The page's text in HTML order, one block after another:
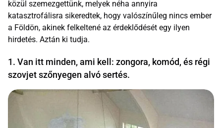
közül szemezgettünk, melyek néha annyira
katasztrofálisra sikeredtek, hogy valószínűleg nincs ember
a Földön, akinek felkeltené az érdeklődését egy ilyen
hirdetés. Aztán ki tudja.
1. Van itt minden, ami kell: zongora, komód, és régi
szovjet szőnyegen alvó sertés.